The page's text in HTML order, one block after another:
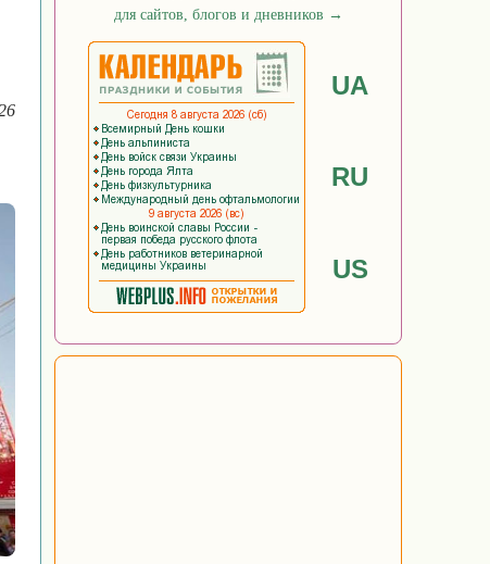
для сайтов, блогов и дневников →
UA
RU
US